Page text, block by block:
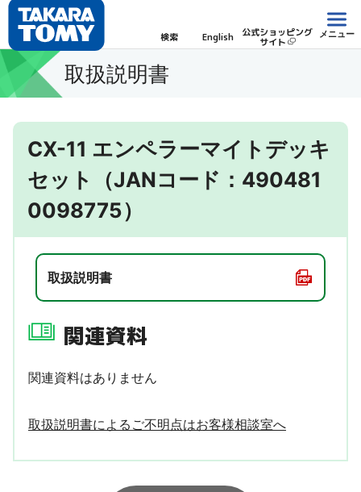
検索 English 公式ショッピング
サイト
メニュー
取扱説明書
CX-11 エンペラーマイトデッキ
セット（JANコード：490481
0098775）
取扱説明書
関連資料
関連資料はありません
取扱説明書によるご不明点はお客様相談室へ